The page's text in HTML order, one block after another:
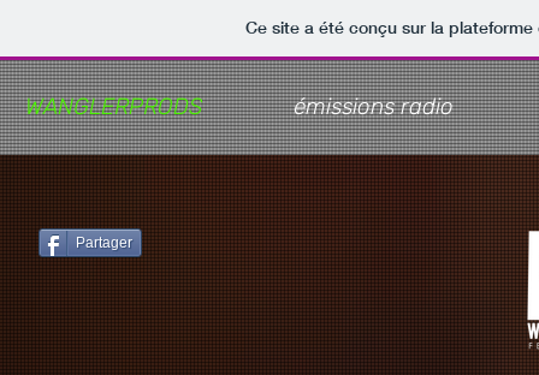
Ce site a été conçu sur la
WANGLERPRODS émissions radio
Partager